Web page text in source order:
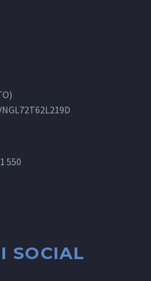
550
SOCIAL